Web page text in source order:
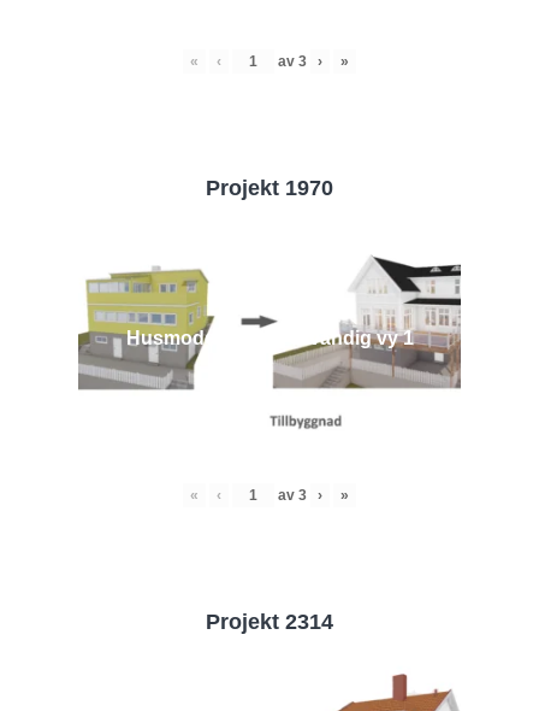
« ‹ av 3 › »
Projekt 1970
Husmodell 1970 - Utvändig vy 1
« ‹ av 3 › »
Projekt 2314